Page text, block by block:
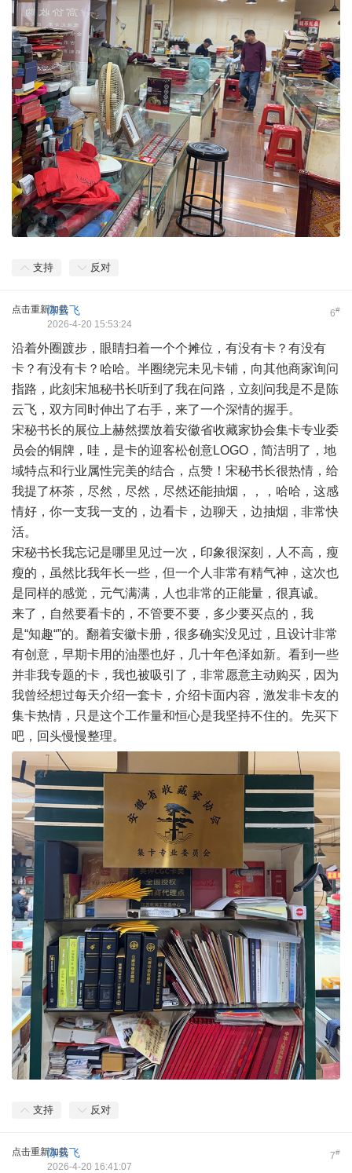
支持 反对
点击重新加载 6#
陈云飞
2026-4-20 15:53:24
沿着外圈踱步，眼睛扫着一个个摊位，有没有卡？有没有
卡？有没有卡？哈哈。半圈绕完未见卡铺，向其他商家询问
指路，此刻宋旭秘书长听到了我在问路，立刻问我是不是陈
云飞，双方同时伸出了右手，来了一个深情的握手。
宋秘书长的展位上赫然摆放着安徽省收藏家协会集卡专业委
员会的铜牌，哇，是卡的迎客松创意LOGO，简洁明了，地
域特点和行业属性完美的结合，点赞！宋秘书长很热情，给
我提了杯茶，尽然，尽然，尽然还能抽烟，，，哈哈，这感
情好，你一支我一支的，边看卡，边聊天，边抽烟，非常快
活。
宋秘书长我忘记是哪里见过一次，印象很深刻，人不高，瘦
瘦的，虽然比我年长一些，但一个人非常有精气神，这次也
是同样的感觉，元气满满，人也非常的正能量，很真诚。
来了，自然要看卡的，不管要不要，多少要买点的，我
是“知趣“”的。翻着安徽卡册，很多确实没见过，且设计非常
有创意，早期卡用的油墨也好，几十年色泽如新。看到一些
并非我专题的卡，我也被吸引了，非常愿意主动购买，因为
我曾经想过每天介绍一套卡，介绍卡面内容，激发非卡友的
集卡热情，只是这个工作量和恒心是我坚持不住的。先买下
吧，回头慢慢整理。
支持 反对
点击重新加载 7#
陈云飞
2026-4-20 16:41:07